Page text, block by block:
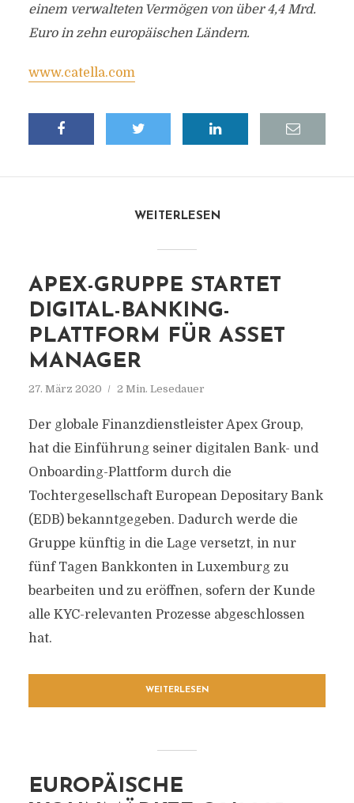
einem verwalteten Vermögen von über 4,4 Mrd.
Euro in zehn europäischen Ländern.
www.catella.com
WEITERLESEN
APEX-GRUPPE STARTET
DIGITAL-BANKING-
PLATTFORM FÜR ASSET
MANAGER
27. März 2020 2 Min. Lesedauer
Der globale Finanzdienstleister Apex Group,
hat die Einführung seiner digitalen Bank- und
Onboarding-Plattform durch die
Tochtergesellschaft European Depositary Bank
(EDB) bekanntgegeben. Dadurch werde die
Gruppe künftig in die Lage versetzt, in nur
fünf Tagen Bankkonten in Luxemburg zu
bearbeiten und zu eröffnen, sofern der Kunde
alle KYC-relevanten Prozesse abgeschlossen
hat.
WEITERLESEN
EUROPÄISCHE